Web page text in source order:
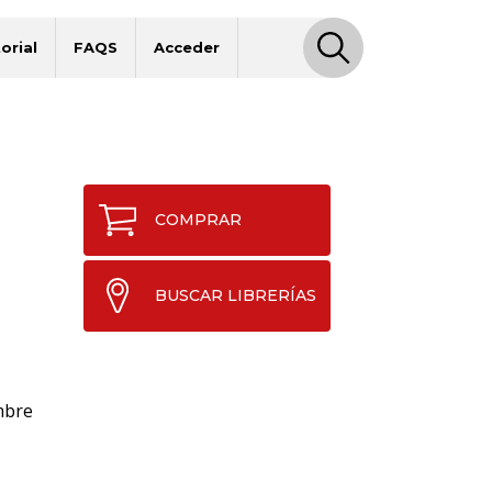
FAQS Acceder
COMPRAR
BUSCAR LIBRERÍAS